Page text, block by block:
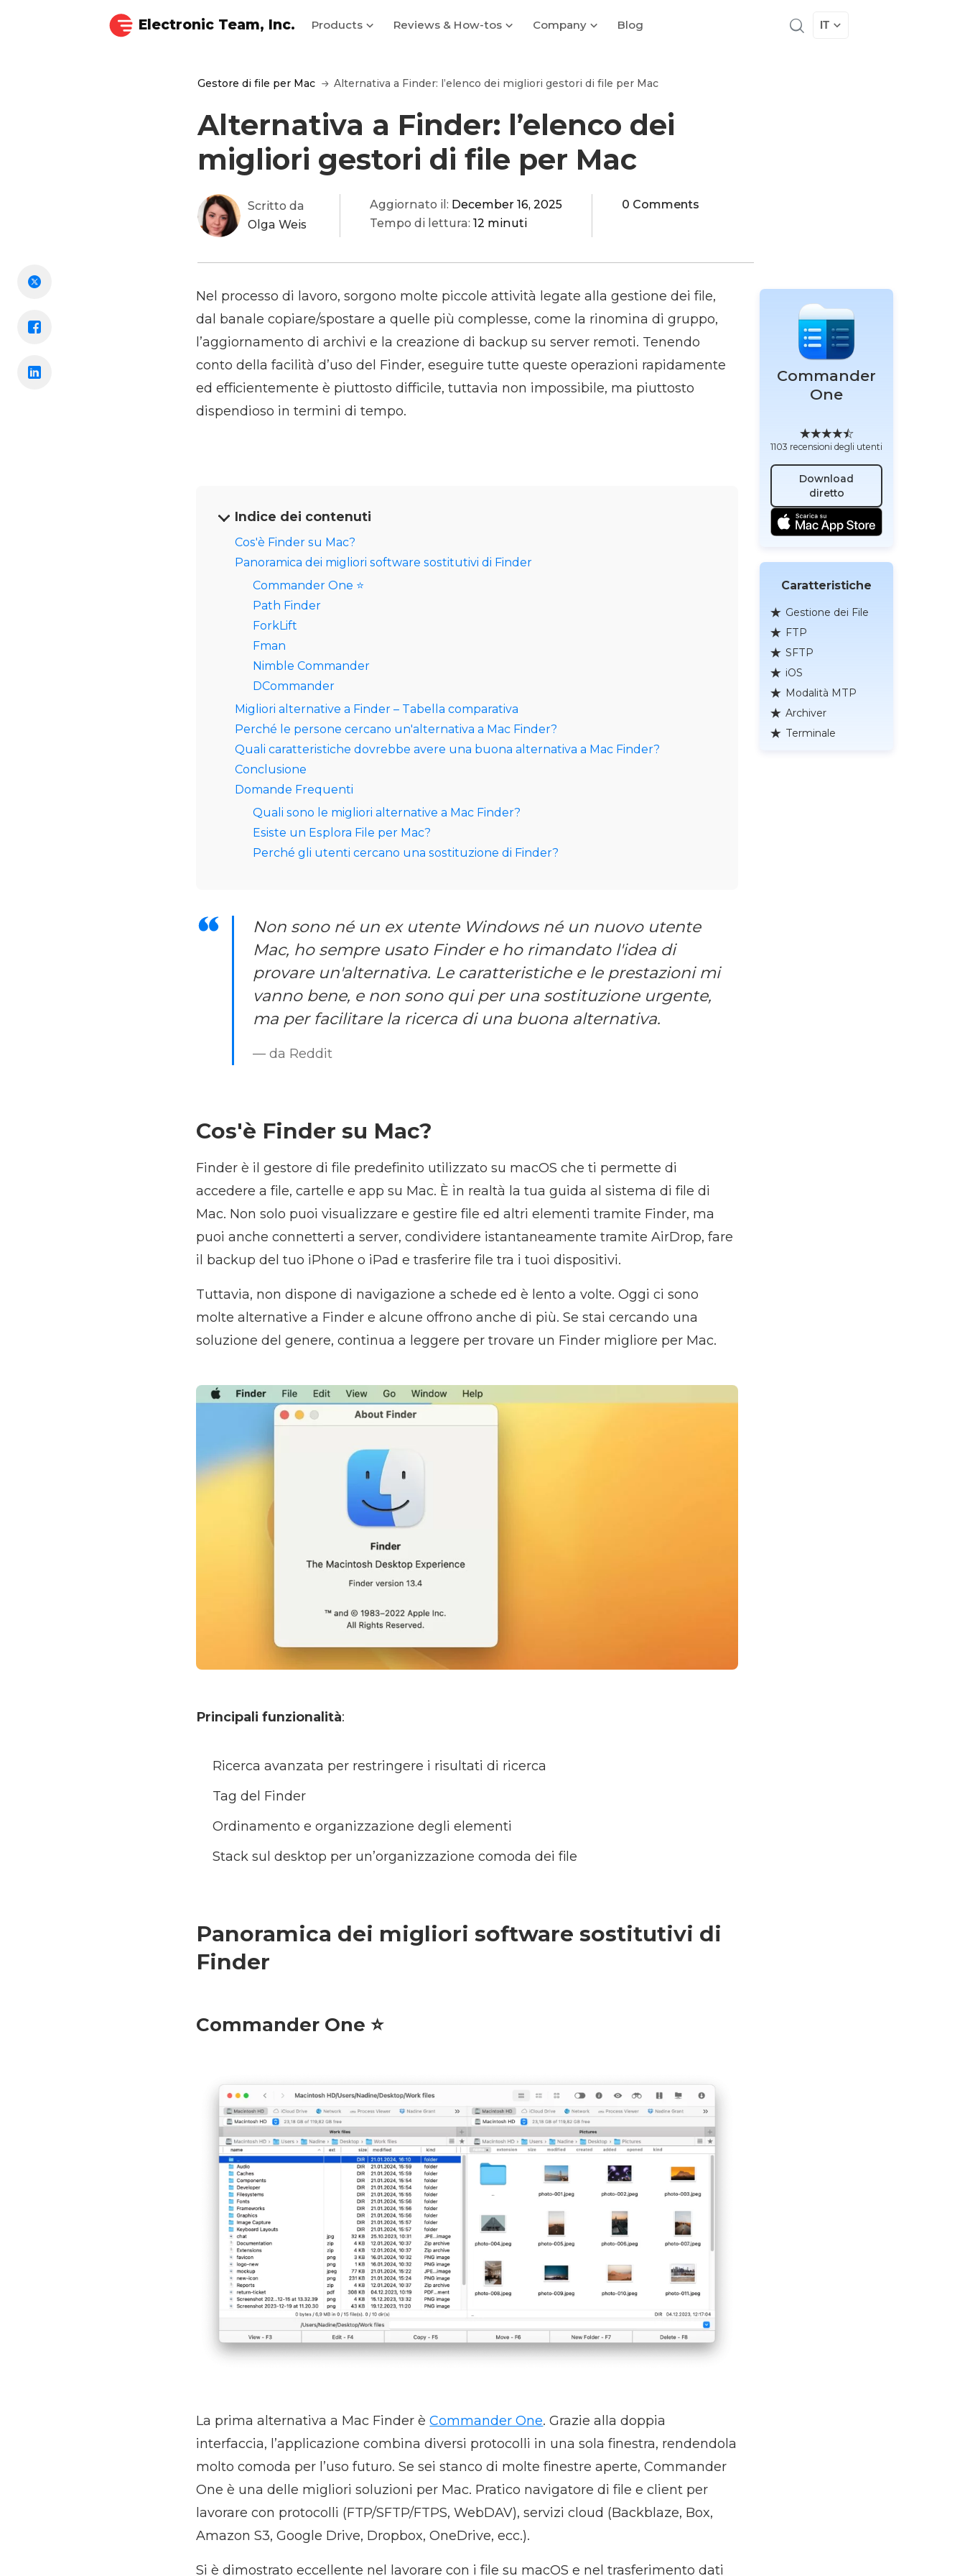
Electronic Team, Inc. Products Reviews & How-tos Company Blog IT
Gestore di file per Mac Alternativa a Finder: l’elenco dei migliori gestori di file per Mac
Alternativa a Finder: l’elenco dei
migliori gestori di file per Mac
Scritto da
Olga Weis
Aggiornato il: December 16, 2025
Tempo di lettura: 12 minuti
0 Comments
Nel processo di lavoro, sorgono molte piccole attività legate alla gestione dei file,
dal banale copiare/spostare a quelle più complesse, come la rinomina di gruppo,
l’aggiornamento di archivi e la creazione di backup su server remoti. Tenendo
conto della facilità d’uso del Finder, eseguire tutte queste operazioni rapidamente
ed efficientemente è piuttosto difficile, tuttavia non impossibile, ma piuttosto
dispendioso in termini di tempo.
Indice dei contenuti
Cos'è Finder su Mac?
Panoramica dei migliori software sostitutivi di Finder
Commander One ⭐
Path Finder
ForkLift
Fman
Nimble Commander
DCommander
Migliori alternative a Finder – Tabella comparativa
Perché le persone cercano un'alternativa a Mac Finder?
Quali caratteristiche dovrebbe avere una buona alternativa a Mac Finder?
Conclusione
Domande Frequenti
Quali sono le migliori alternative a Mac Finder?
Esiste un Esplora File per Mac?
Perché gli utenti cercano una sostituzione di Finder?
Non sono né un ex utente Windows né un nuovo utente
Mac, ho sempre usato Finder e ho rimandato l'idea di
provare un'alternativa. Le caratteristiche e le prestazioni mi
vanno bene, e non sono qui per una sostituzione urgente,
ma per facilitare la ricerca di una buona alternativa.
— da Reddit
Cos'è Finder su Mac?
Finder è il gestore di file predefinito utilizzato su macOS che ti permette di
accedere a file, cartelle e app su Mac. È in realtà la tua guida al sistema di file di
Mac. Non solo puoi visualizzare e gestire file ed altri elementi tramite Finder, ma
puoi anche connetterti a server, condividere istantaneamente tramite AirDrop, fare
il backup del tuo iPhone o iPad e trasferire file tra i tuoi dispositivi.
Tuttavia, non dispone di navigazione a schede ed è lento a volte. Oggi ci sono
molte alternative a Finder e alcune offrono anche di più. Se stai cercando una
soluzione del genere, continua a leggere per trovare un Finder migliore per Mac.
Principali funzionalità:
Ricerca avanzata per restringere i risultati di ricerca
Tag del Finder
Ordinamento e organizzazione degli elementi
Stack sul desktop per un’organizzazione comoda dei file
Panoramica dei migliori software sostitutivi di
Finder
Commander One ⭐
La prima alternativa a Mac Finder èCommander One. Grazie alla doppia
interfaccia, l’applicazione combina diversi protocolli in una sola finestra, rendendola
molto comoda per l’uso futuro. Se sei stanco di molte finestre aperte, Commander
One è una delle migliori soluzioni per Mac. Pratico navigatore di file e client per
lavorare con protocolli (FTP/SFTP/FTPS, WebDAV), servizi cloud (Backblaze, Box,
Amazon S3, Google Drive, Dropbox, OneDrive, ecc.).
Si è dimostrato eccellente nel lavorare con i file su macOS e nel trasferimento dati
Commander
One
1103 recensioni degli utenti
Download
diretto
Caratteristiche
Gestione dei File
FTP
SFTP
iOS
Modalità MTP
Archiver
Terminale